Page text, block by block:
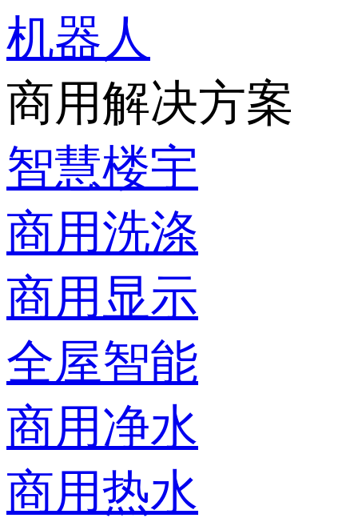
机器人
商用解决方案
智慧楼宇
商用洗涤
商用显示
全屋智能
商用净水
商用热水